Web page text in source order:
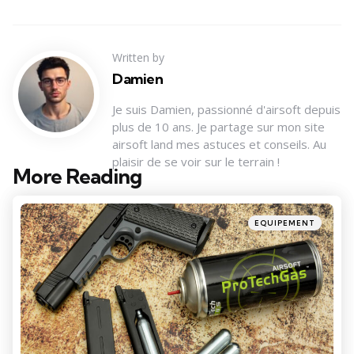
Written by
Damien
Je suis Damien, passionné d'airsoft depuis
plus de 10 ans. Je partage sur mon site
airsoft land mes astuces et conseils. Au
plaisir de se voir sur le terrain !
More Reading
Post
navigation
Posted
in
EQUIPEMENT